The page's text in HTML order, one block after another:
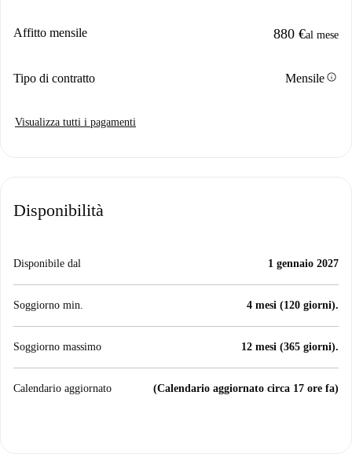
Affitto mensile 880 €al mese
Tipo di contratto Mensileinfo
Visualizza tutti i pagamenti
Disponibilità
Disponibile dal 1 gennaio 2027
Soggiorno min. 4 mesi (120 giorni).
Soggiorno massimo 12 mesi (365 giorni).
Calendario aggiornato (Calendario aggiornato circa 17 ore fa)